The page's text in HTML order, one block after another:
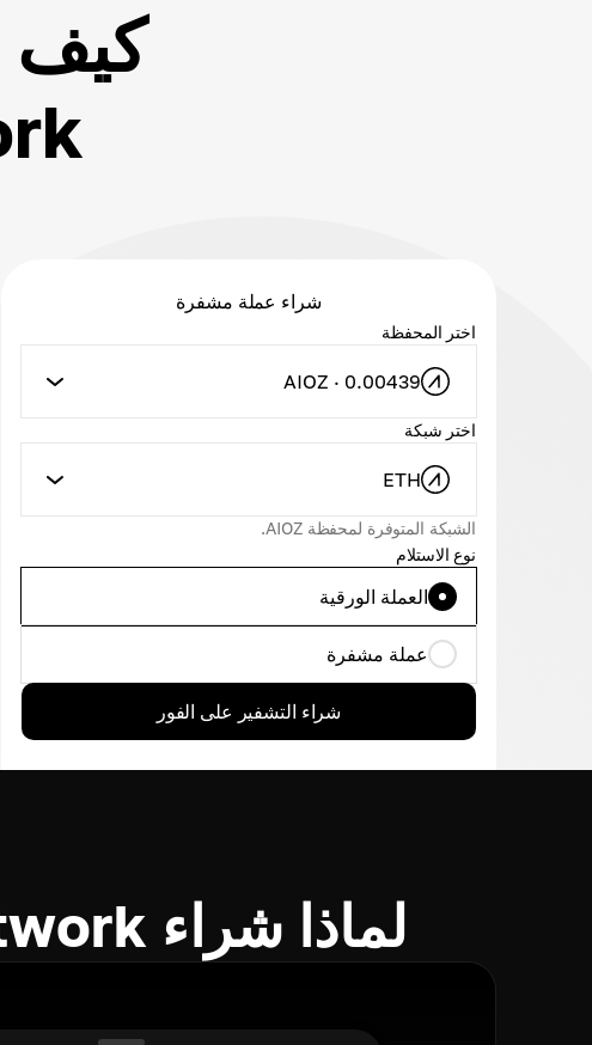
شراء عملة مشفرة
اختر المحفظة
AIOZ · 0.00439
اختر شبكة
ETH
الشبكة المتوفرة لمحفظة AIOZ.
نوع الاستلام
العملة الورقية
عملة مشفرة
شراء التشفير على الفور
لماذا شراء AIOZ Network باستخدام Cryptomus؟